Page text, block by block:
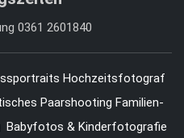
0361 2601840
Hochzeitsfotograf
Paarshooting Familien-
Babyfotos & Kinderfotografie